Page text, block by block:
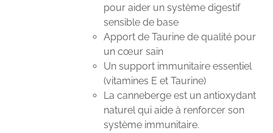
pour aider un système digestif
sensible de base
Apport de Taurine de qualité pour
un cœur sain
Un support immunitaire essentiel
(vitamines E et Taurine)
La canneberge est un antioxydant
naturel qui aide à renforcer son
système immunitaire.